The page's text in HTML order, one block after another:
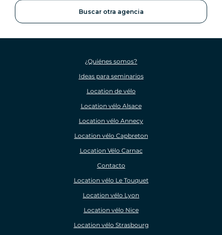
Buscar otra agencia
¿Quiénes somos?
Ideas para seminarios
Location de vélo
Location vélo Alsace
Location vélo Annecy
Location vélo Capbreton
Location Vélo Carnac
Contacto
Location vélo Le Touquet
Location vélo Lyon
Location vélo Nice
Location vélo Strasbourg